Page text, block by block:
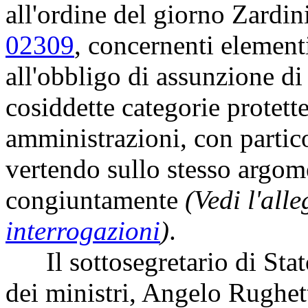
all'ordine del giorno
02309, concernenti
all'obbligo di assunzione
cosiddette categorie
amministrazioni, con
vertendo sullo stesso
congiuntamente (Vedi
interrogazioni).
Il sottosegretario di
dei ministri, Angelo